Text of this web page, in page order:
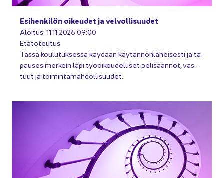
Esi­hen­ki­lön oi­keu­det ja vel­vol­li­suu­det
Aloi­tus: 11.11.2026 09:00
Etä­to­teu­tus
Tässä kou­lu­tuk­ses­sa käy­dään käy­tän­nön­lä­hei­ses­ti ja ta­
pause­si­mer­kein läpi työ­oi­keu­del­li­set pe­li­sään­nöt, vas­
tuut ja toi­min­ta­mah­dol­li­suu­det.